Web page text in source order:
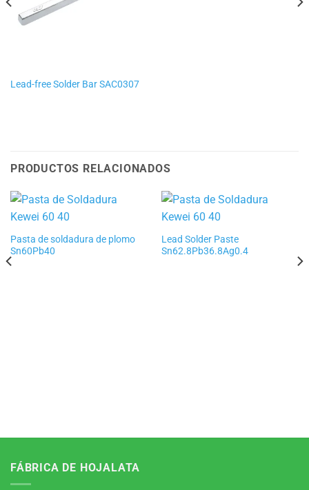
Lead-free Solder Bar SAC0307
PRODUCTOS RELACIONADOS
Pasta de soldadura de plomo
Sn60Pb40
Lead Solder Paste
Sn62.8Pb36.8Ag0.4
FÁBRICA DE HOJALATA